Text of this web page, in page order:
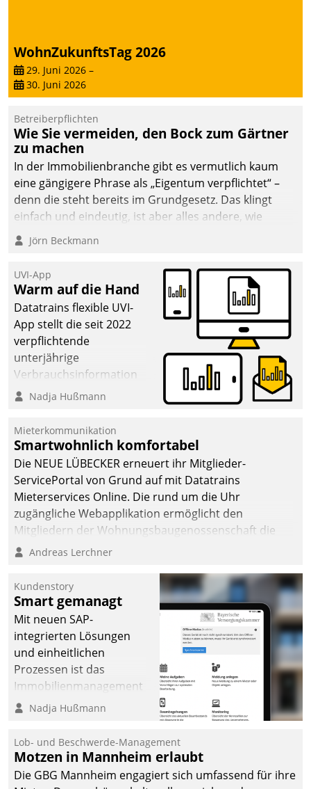
automatisiert ausgelöste,
zielgerichtete
Mieterbefragungen – eine
starke Grundlage für
intelligente,
datengestützte
Entscheidungen.
WohnZukunftsTag 2026
29. Juni 2026 –
30. Juni 2026
Betreiberpflichten
Wie Sie vermeiden, den Bock zum Gärtner
zu machen
In der Immobilienbranche gibt es vermutlich kaum
eine gängigere Phrase als „Eigentum verpflichtet“ –
denn die steht bereits im Grundgesetz. Das klingt
einfach und eindeutig, ist aber alles andere, wie
Branchenbeschäftigte wissen. Denn mit der
Verantwortung folgen Verpflichtungen.
Jörn Beckmann
UVI-App
Warm auf die Hand
Datatrains flexible UVI-
App stellt die seit 2022
verpflichtende
unterjährige
Verbrauchsinformation
schnell, zuverlässig und
Die monatlichen
Mitteilungen zum
Heizungs- und
Wasserverbrauch gehen
automatisiert, vollständig
und auf Wunsch über
mehrere zuvor
Kommunikationswege bei
Nadja Hußmann
Mieterkommunikation
Smartwohnlich komfortabel
Die NEUE LÜBECKER erneuert ihr Mitglieder-
ServicePortal von Grund auf mit Datatrains
Mieterservices Online. Die rund um die Uhr
zugängliche Webapplikation ermöglicht den
Mitgliedern der Wohnungs­bau­genossenschaft die
Kontaktaufnahme per Smartphone, Tablet oder PC.
Andreas Lerchner
Kundenstory
Smart gemanagt
Mit neuen SAP-
integrierten Lösungen
und einheitlichen
Prozessen ist das
Immobilienmanagement
der Bayerischen
Ressort Kapitalanlage für
künftige Aufgaben und
Herausforderungen
Nadja Hußmann
Lob- und Beschwerde-Management
Motzen in Mannheim erlaubt
Die GBG Mannheim engagiert sich umfassend für ihre